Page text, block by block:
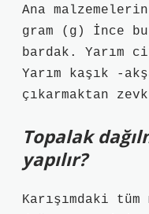
Ana
gram (g) İnce
bardak. Yarım
Yarım kaşık -
çıkarmaktan
Topalak
yapılır?
Karışımdaki